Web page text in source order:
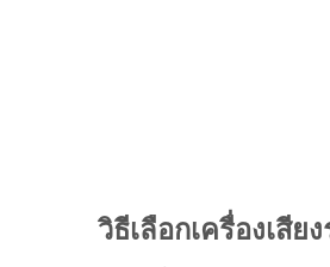
วิธีเลือกเครื่องเสีย